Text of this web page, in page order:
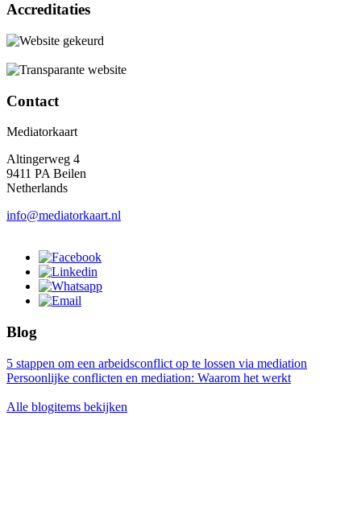
Accreditaties
Contact
Mediatorkaart
Altingerweg 4
9411 PA Beilen
Netherlands
info@mediatorkaart.nl
Blog
5 stappen om een arbeidsconflict op te lossen via mediation
Persoonlijke conflicten en mediation: Waarom het werkt
Alle blogitems bekijken